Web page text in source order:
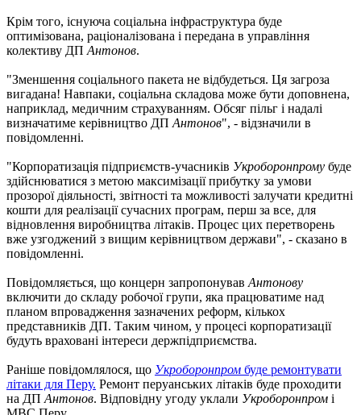
Крім того, існуюча соціальна інфраструктура буде
оптимізована, раціоналізована і передана в управління
колективу ДП Антонов.
"Зменшення соціального пакета не відбудеться. Ця загроза
вигадана! Навпаки, соціальна складова може бути доповнена,
наприклад, медичним страхуванням. Обсяг пільг і надалі
визначатиме керівництво ДП Антонов", - відзначили в
повідомленні.
"Корпоратизація підприємств-учасників Укроборонпрому буде
здійснюватися з метою максимізації прибутку за умови
прозорої діяльності, звітності та можливості залучати кредитні
кошти для реалізації сучасних програм, перш за все, для
відновлення виробництва літаків. Процес цих перетворень
вже узгоджений з вищим керівництвом держави", - сказано в
повідомленні.
Повідомляється, що концерн запропонував Антонову
включити до складу робочої групи, яка працюватиме над
планом впровадження зазначених реформ, кількох
представників ДП. Таким чином, у процесі корпоратизації
будуть враховані інтереси держпідприємства.
Раніше повідомлялося, що Укроборонпром буде ремонтувати
літаки для Перу. Ремонт перуанських літаків буде проходити
на ДП Антонов. Відповідну угоду уклали Укроборонпром і